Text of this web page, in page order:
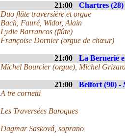
21:00 Chartres (28)
Duo flûte traversière et orgue
Bach, Fauré, Widor, Alain
Lydie Barrancos (flûte)
Françoise Dornier (orgue de chœur)
21:00 La Bernerie
Michel Bourcier (orgue), Michel
21:00 Belfort (90) -
A tre cornetti
Les Traversées Baroques
Dagmar Sasková, soprano